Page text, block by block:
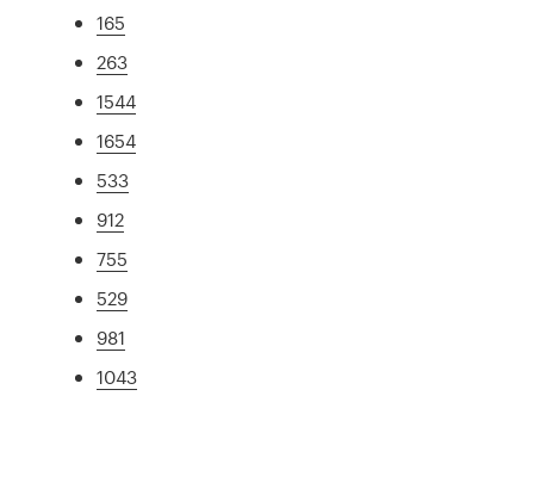
165
263
1544
1654
533
912
755
529
981
1043